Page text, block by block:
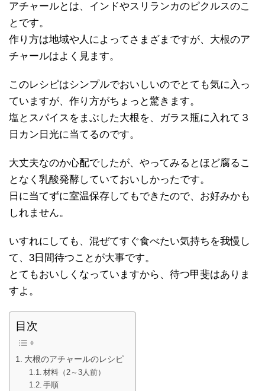
アチャールとは、インドやスリランカのピクルスのこ
とです。
作り方は地域や人によってさまざまですが、大根のア
チャールはよく見ます。
このレシピはシンプルでおいしいのでとても気に入っ
ていますが、作り方がちょっと驚きます。
塩とスパイスをまぶした大根を、ガラス瓶に入れて３
日カン日光に当てるのです。
大丈夫なのか心配でしたが、やってみるとほど腐るこ
となく乳酸発酵していておいしかったです。
日に当てずに室温保存してもできたので、お好みかも
しれません。
いすれにしても、混ぜてすぐ食べたい気持ちを我慢し
て、3日間待つことが大事です。
とてもおいしくなっていますから、待つ甲斐はありま
すよ。
目次
大根のアチャールのレシピ
材料（2～3人前）
手順